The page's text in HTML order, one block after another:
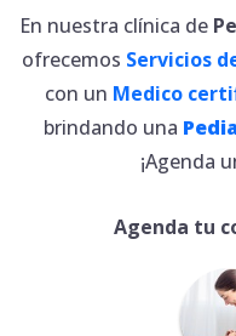
En nuestra clínica de
ofrecemos Servicios
con un Medico
brindando una
¡Agenda
Agenda tu